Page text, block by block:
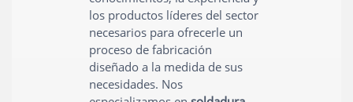
los productos líderes del sector
necesarios para ofrecerle un
proceso de fabricación
diseñado a la medida de sus
necesidades. Nos